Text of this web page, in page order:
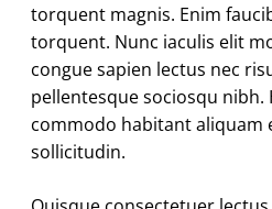
torquent magnis. Enim
torquent. Nunc iaculis elit
congue sapien lectus nec
pellentesque sociosqu
commodo habitant aliquam
sollicitudin.